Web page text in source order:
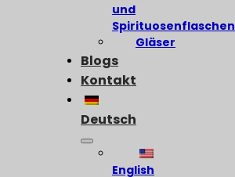
und
Spirituosenflaschen
Gläser
Blogs
Kontakt
Deutsch
English